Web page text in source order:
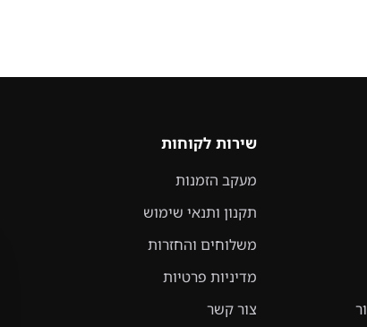
שירות לקוחות
מעקב הזמנות
תקנון ותנאי שימוש
משלוחים והחזרות
מדיניות פרטיות
צור קשר